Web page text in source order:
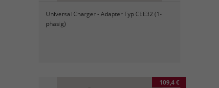
Universal Charger - Adapter Typ CEE32 (1-
phasig)
109,4 €